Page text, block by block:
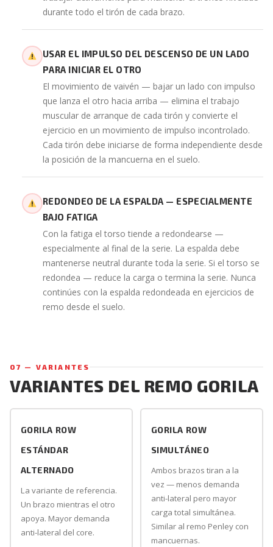
durante todo el tirón de cada brazo.
USAR EL IMPULSO DEL DESCENSO DE UN LADO
PARA INICIAR EL OTRO
El movimiento de vaivén — bajar un lado con impulso
que lanza el otro hacia arriba — elimina el trabajo
muscular de arranque de cada tirón y convierte el
ejercicio en un movimiento de impulso incontrolado.
Cada tirón debe iniciarse de forma independiente desde
la posición de la mancuerna en el suelo.
REDONDEO DE LA ESPALDA — ESPECIALMENTE
BAJO FATIGA
Con la fatiga el torso tiende a redondearse —
especialmente al final de la serie. La espalda debe
mantenerse neutral durante toda la serie. Si el torso se
redondea — reduce la carga o termina la serie. Nunca
continúes con la espalda redondeada en ejercicios de
remo desde el suelo.
07 — VARIANTES
VARIANTES DEL REMO GORILA
GORILA ROW
ESTÁNDAR
ALTERNADO
La variante de referencia.
Un brazo mientras el otro
apoya. Mayor demanda
anti-lateral del core.
GORILA ROW
SIMULTÁNEO
Ambos brazos tiran a la
vez — menos demanda
anti-lateral pero mayor
carga total simultánea.
Similar al remo Penley con
mancuernas.